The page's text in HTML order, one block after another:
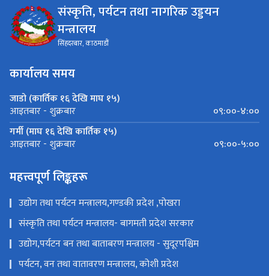
संस्कृति, पर्यटन तथा नागरिक उड्डयन
मन्त्रालय
सिंहदरबार, काठमाडौं
कार्यालय समय
जाडो (कार्तिक १६ देखि माघ १५)
आइतबार - शुक्रबार
०९:००-४:००
गर्मी (माघ १६ देखि कार्तिक १५)
आइतबार - शुक्रबार ०९:००-५:००
महत्त्वपूर्ण लिङ्कहरू
उद्योग तथा पर्यटन मन्त्रालय,गण्डकी प्रदेश ,पोखरा
संस्कृति तथा पर्यटन मन्त्रालय- बागमती प्रदेश सरकार
उद्योग,पर्यटन बन तथा बाताबरण मन्त्रालय - सुदूरपश्चिम
पर्यटन, वन तथा वातावरण मन्त्रालय, कोशी प्रदेश